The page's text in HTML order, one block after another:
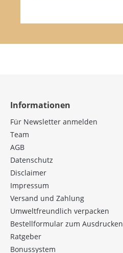
Informationen
Für Newsletter anmelden
Team
AGB
Datenschutz
Disclaimer
Impressum
Versand und Zahlung
Umweltfreundlich verpacken
Bestellformular zum Ausdrucken
Ratgeber
Bonussystem